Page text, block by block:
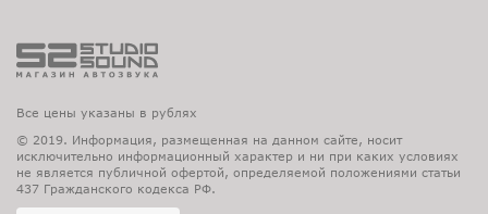
Все цены указаны в рублях
© 2019. Информация, размещенная на данном сайте, носит
исключительно информационный характер и ни при каких условиях
не является публичной офертой, определяемой положениями статьи
437 Гражданского кодекса РФ.